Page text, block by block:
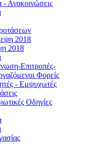
Ανακοινώσεις
2018
2018
Επιτροπές-
Φορείς
- Εμψυχωτές
Οδηγίες